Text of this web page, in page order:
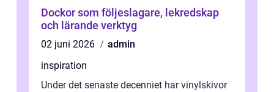
Dockor som följeslagare, lekredskap
och lärande verktyg
02 juni 2026
admin
inspiration
Under det senaste decenniet har vinylskivor